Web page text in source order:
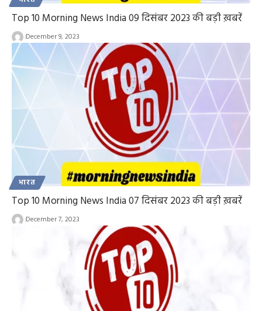
Top 10 Morning News India 09 दिसंबर 2023 की बड़ी ख़बरें
December 9, 2023
भारत
Top 10 Morning News India 07 दिसंबर 2023 की बड़ी ख़बरें
December 7, 2023